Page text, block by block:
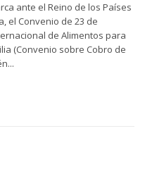
ante el Reino de los Países
el Convenio de 23 de
de Alimentos para
(Convenio sobre Cobro de